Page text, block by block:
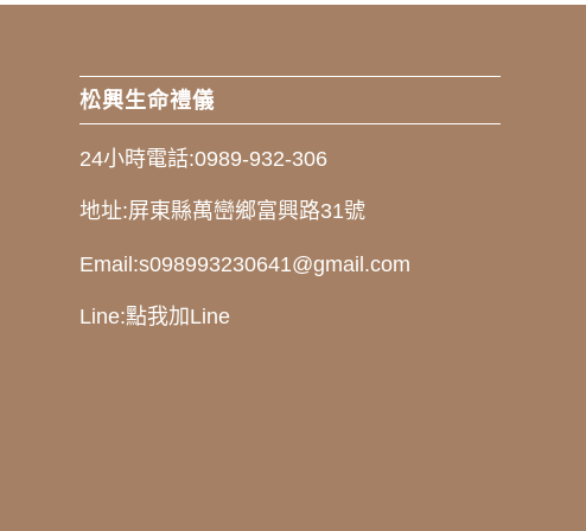
松興生命禮儀
24小時電話:0989-932-306
地址:屏東縣萬巒鄉富興路31號
Email:s098993230641@gmail.com
Line:點我加Line